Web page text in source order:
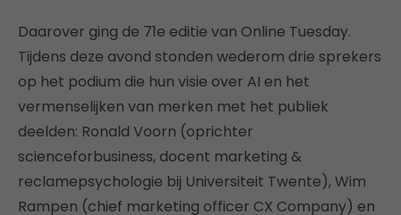
Daarover ging de 71e editie van Online Tuesday.
Tijdens deze avond stonden wederom drie sprekers
op het podium die hun visie over AI en het
vermenselijken van merken met het publiek
deelden: Ronald Voorn (oprichter
scienceforbusiness, docent marketing &
reclamepsychologie bij Universiteit Twente), Wim
Rampen (chief marketing officer CX Company) en